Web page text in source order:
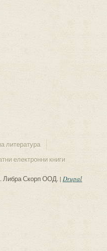
литература
електронни книги
Либра Скорп ООД. | Drupal